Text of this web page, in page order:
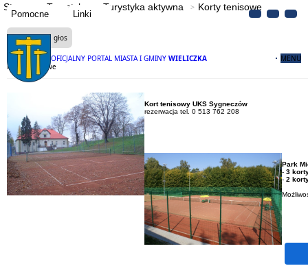
Pomocne Linki
OFICJALNY PORTAL MIASTA I GMINY WIELICZKA MENU
Strona Turystyka Turystyka aktywna Korty tenisowe
Czytaj na głos
Korty tenisowe
Kort tenisowy UKS Sygneczów
rezerwacja tel. 0 513 762 208
Park
- 3
- 2